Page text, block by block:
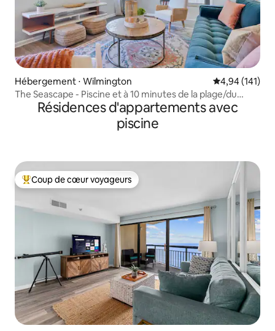
Hébergement ⋅ Wilmington Évaluation
4,94 (141)
The Seascape - Piscine et à 10 minutes de la plage/du
centre-ville
Résidences d'appartements avec
piscine
Coups de cœur voyageurs les plus appréciés
Coup de cœur voyageurs